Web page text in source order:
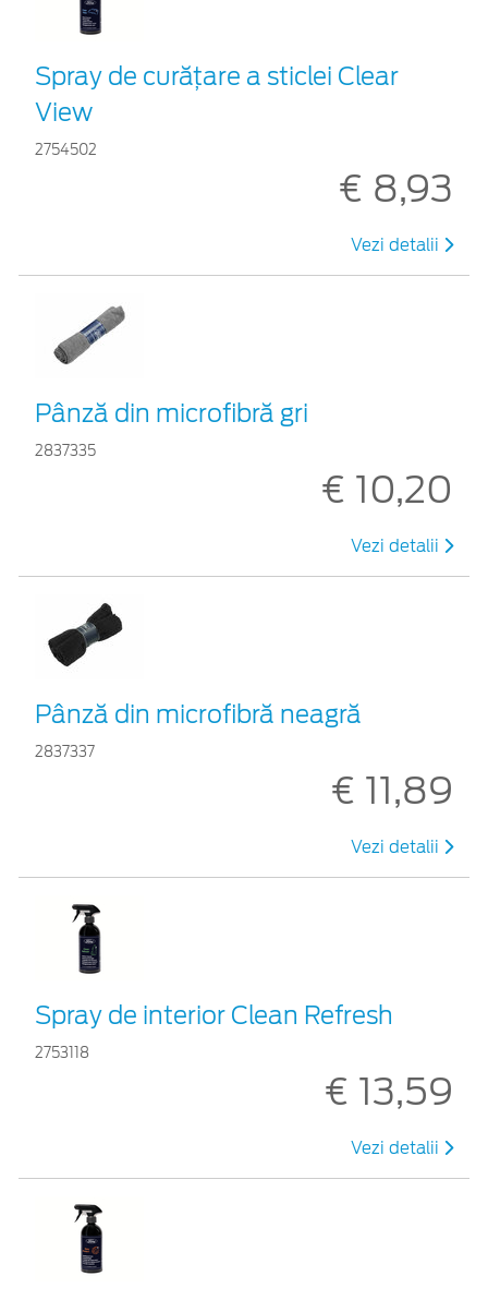
Spray de curățare a sticlei Clear
View
2754502
€ 8,93
Vezi detalii
Pânză din microfibră gri
2837335
€ 10,20
Vezi detalii
Pânză din microfibră neagră
2837337
€ 11,89
Vezi detalii
Spray de interior Clean Refresh
2753118
€ 13,59
Vezi detalii